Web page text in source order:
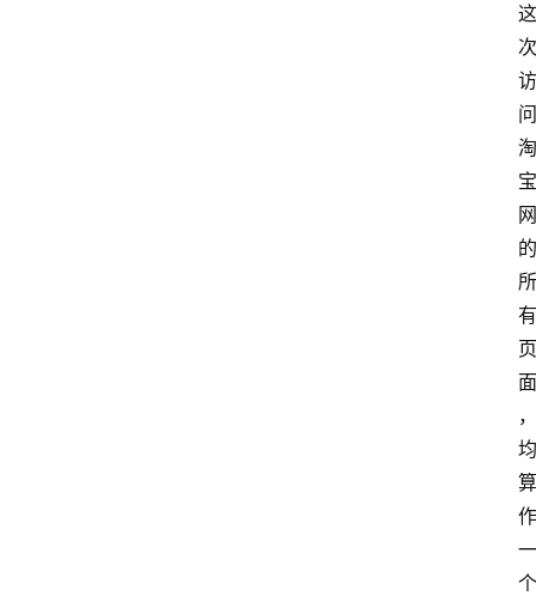
这
次
访
问
淘
宝
网
的
所
有
页
面
，
均
算
作
一
个